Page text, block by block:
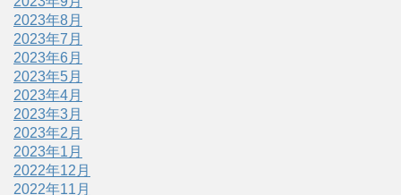
2023年8月
2023年7月
2023年6月
2023年5月
2023年4月
2023年3月
2023年2月
2023年1月
2022年12月
2022年11月